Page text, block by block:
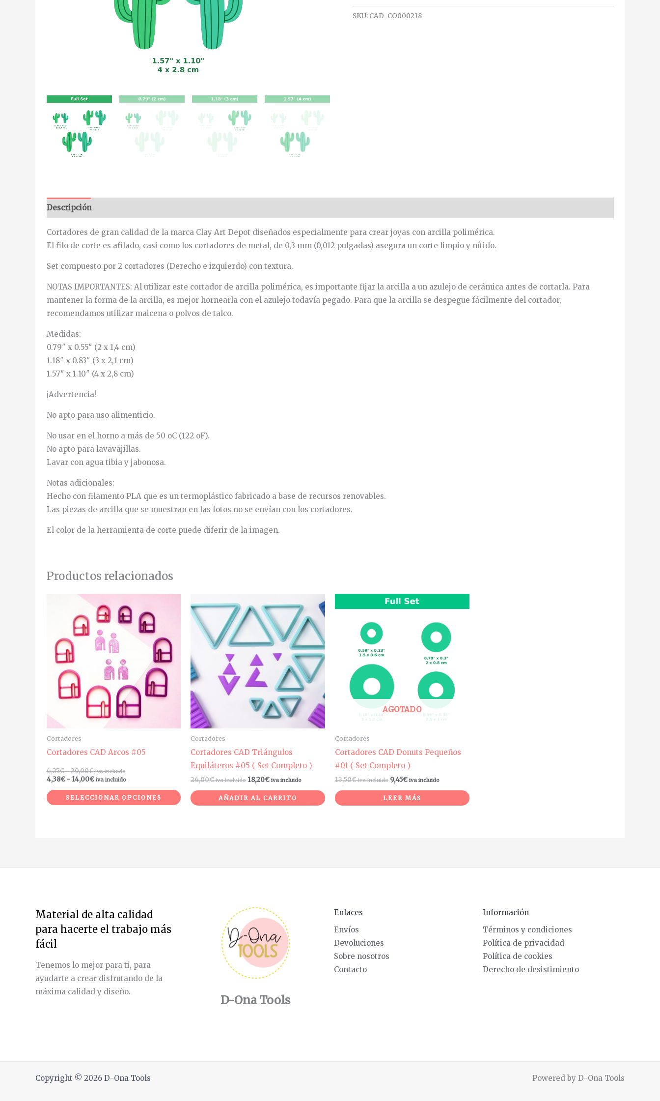
SKU: CAD-CO000218
Descripción
Cortadores de gran calidad de la marca Clay Art Depot diseñados especialmente para crear joyas con arcilla polimérica.
El filo de corte es afilado, casi como los cortadores de metal, de 0,3 mm (0,012 pulgadas) asegura un corte limpio y nítido.
Set compuesto por 2 cortadores (Derecho e izquierdo) con textura.
NOTAS IMPORTANTES: Al utilizar este cortador de arcilla polimérica, es importante fijar la arcilla a un azulejo de cerámica antes de cortarla. Para
mantener la forma de la arcilla, es mejor hornearla con el azulejo todavía pegado. Para que la arcilla se despegue fácilmente del cortador,
recomendamos utilizar maicena o polvos de talco.
Medidas:
0.79″ x 0.55″ (2 x 1,4 cm)
1.18″ x 0.83″ (3 x 2,1 cm)
1.57″ x 1.10″ (4 x 2,8 cm)
¡Advertencia!
No apto para uso alimenticio.
No usar en el horno a más de 50 oC (122 oF).
No apto para lavavajillas.
Lavar con agua tibia y jabonosa.
Notas adicionales:
Hecho con filamento PLA que es un termoplástico fabricado a base de recursos renovables.
Las piezas de arcilla que se muestran en las fotos no se envían con los cortadores.
El color de la herramienta de corte puede diferir de la imagen.
Productos relacionados
Cortadores
Cortadores CAD Arcos #05
6,25€-20,00€
de
precios:
desde
6,25€
hasta
20,00€
iva incluido
4,38€ - 14,00€
de
precios:
desde
4,38€
hasta
14,00€
iva incluido
SELECCIONAR OPCIONES
producto
tiene
múltiples
variantes.
Las
opciones
pueden
elegir
producto
Cortadores
Cortadores CAD Triángulos
Equiláteros #05 ( Set Completo )
26,00€ iva incluido 18,20€ iva incluido
AÑADIR AL CARRITO
AGOTADO
Cortadores
Cortadores CAD Donuts Pequeños
#01 ( Set Completo )
13,50€ iva incluido 9,45€ iva incluido
LEER MÁS
Material de alta calidad
para hacerte el trabajo más
fácil
Tenemos lo mejor para ti, para
ayudarte a crear disfrutando de la
máxima calidad y diseño.
D-Ona Tools
Enlaces
Envíos
Devoluciones
Sobre nosotros
Contacto
Información
Términos y condiciones
Política de privacidad
Política de cookies
Derecho de desistimiento
Copyright © 2026 D-Ona Tools Powered by D-Ona Tools